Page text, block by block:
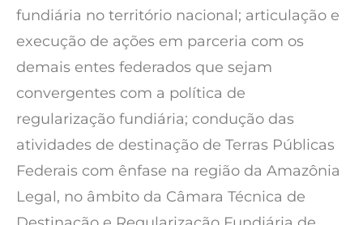
fundiária no território nacional; articulação e
execução de ações em parceria com os
demais entes federados que sejam
convergentes com a política de
regularização fundiária; condução das
atividades de destinação de Terras Públicas
Federais com ênfase na região da Amazônia
Legal, no âmbito da Câmara Técnica de